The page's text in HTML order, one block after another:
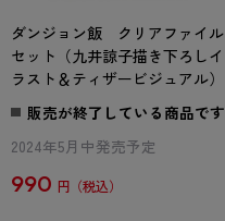
ダンジョン飯 クリアファイル
セット（九井諒子描き下ろしイ
ラスト＆ティザービジュアル）
販売が終了している商品です
2024年5月中発売予定
990 円